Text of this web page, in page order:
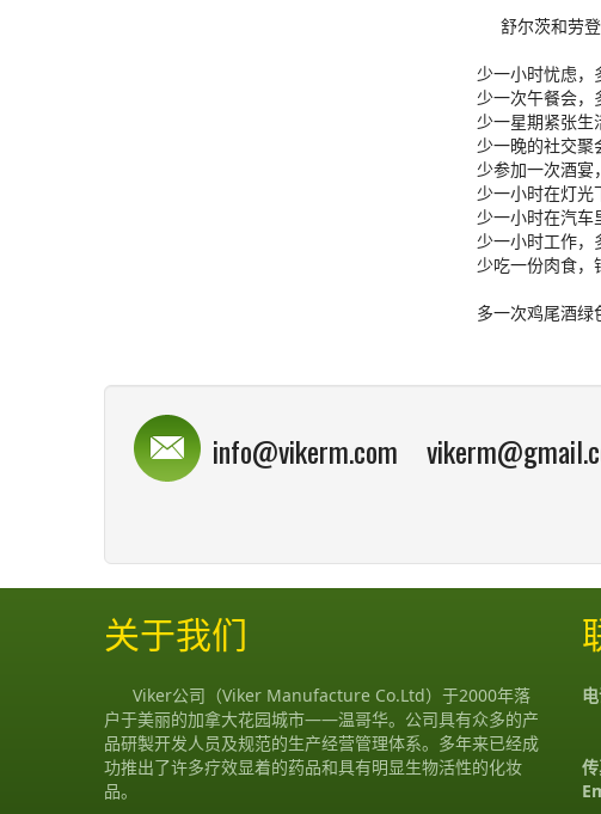
舒尔茨和劳登博
少一小时忧虑，
少一次午餐会，
少一星期紧张生
少一晚的社交聚
少参加一次酒宴
少一小时在灯光
少一小时在汽车
少一小时工作，
少吃一份肉食，
多一次鸡尾酒绿
info@vikerm.com
关于我们
Viker公司（Viker Manufacture Co.Ltd）于2000年落
户于美丽的加拿大花园城市——温哥华。公司具有众多的产
品研製开发人员及规范的生产经营管理体系。多年来已经成
功推出了许多疗效显着的药品和具有明显生物活性的化妆
品。
传